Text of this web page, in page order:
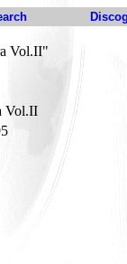
Vol.II"
Vol.II